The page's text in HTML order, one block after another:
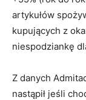
artykułów
kupujących z
niespodziankę
Z danych
nastąpił jeśli